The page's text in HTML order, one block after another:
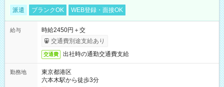
派遣 ブランクOK WEB登録・面接OK
給与
時給2450円＋交
交通費別途支給あり
交通費 出社時の通勤交通費支給
勤務地
東京都港区
六本木駅から徒歩3分